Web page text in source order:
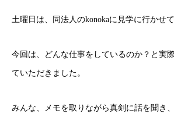
土曜日は、同法人のkonokaに見学に行かせ
今回は、どんな仕事をしているのか？と実
ていただきました。
みんな、メモを取りながら真剣に話を聞き